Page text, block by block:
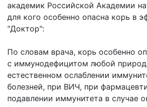
академик Российской Академии
для кого особенно опасна корь в
"Доктор":
По словам врача, корь особенно
с иммунодефицитом любой
естественном ослаблении
болезней, при ВИЧ, при
подавлении иммунитета в случае